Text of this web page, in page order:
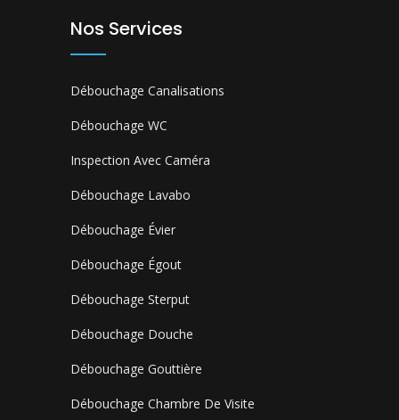
Nos Services
Débouchage Canalisations
Débouchage WC
Inspection Avec Caméra
Débouchage Lavabo
Débouchage Évier
Débouchage Égout
Débouchage Sterput
Débouchage Douche
Débouchage Gouttière
Débouchage Chambre De Visite